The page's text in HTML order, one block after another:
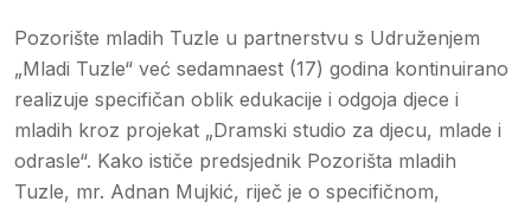
Pozorište mladih Tuzle u partnerstvu s Udruženjem
„Mladi Tuzle“ već sedamnaest (17) godina kontinuirano
realizuje specifičan oblik edukacije i odgoja djece i
mladih kroz projekat „Dramski studio za djecu, mlade i
odrasle“. Kako ističe predsjednik Pozorišta mladih
Tuzle, mr. Adnan Mujkić, riječ je o specifičnom,